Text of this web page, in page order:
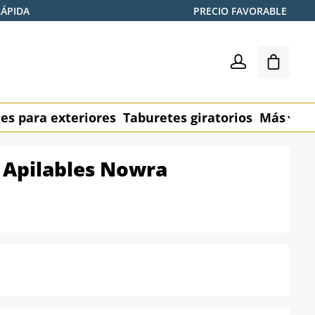
PRECIO FAVORABLE
El
para exteriores Taburetes giratorios Más
Apilables Nowra